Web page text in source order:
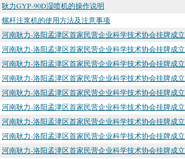
耿力GYP-90D湿喷机的操作说明
螺杆注浆机的使用方法及注意事项
河南耿力-洛阳孟津区首家民营企业科学技术协会挂牌成立
河南耿力-洛阳孟津区首家民营企业科学技术协会挂牌成立
河南耿力-洛阳孟津区首家民营企业科学技术协会挂牌成立
河南耿力-洛阳孟津区首家民营企业科学技术协会挂牌成立
河南耿力-洛阳孟津区首家民营企业科学技术协会挂牌成立
河南耿力-洛阳孟津区首家民营企业科学技术协会挂牌成立
河南耿力-洛阳孟津区首家民营企业科学技术协会挂牌成立
河南耿力-洛阳孟津区首家民营企业科学技术协会挂牌成立
河南耿力-洛阳孟津区首家民营企业科学技术协会挂牌成立